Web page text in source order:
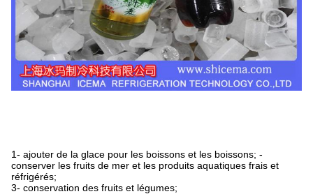
1- ajouter de la glace pour les boissons et les boissons; -
conserver les fruits de mer et les produits aquatiques frais et
réfrigérés;
3- conservation des fruits et légumes;